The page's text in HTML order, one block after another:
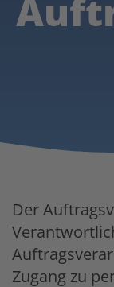
Der
Zugang zu